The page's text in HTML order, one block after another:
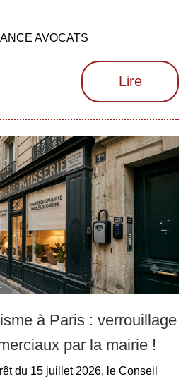
AVOCATS
Lire
à Paris : verrouillage
par la mairie !
du 15 juillet 2026, le Conseil